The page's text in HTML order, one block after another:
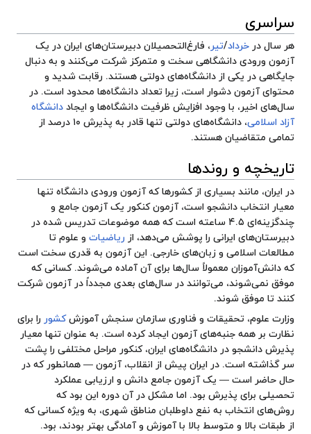
سراسری
هر سال در خرداد/تیر، فارغ‌التحصیلان دبیرستان‌های ایران در یک
آزمون ورودی دانشگاهی سخت و متمرکز شرکت می‌کنند و به دنبال
جایگاهی در یکی از دانشگاه‌های دولتی هستند. رقابت شدید و
محتوای آزمون دشوار است، زیرا تعداد دانشگاه‌ها محدود است. در
سال‌های اخیر، با وجود افزایش ظرفیت دانشگاه‌ها و ایجاد دانشگاه
آزاد اسلامی
، دانشگاه‌های دولتی تنها قادر به پذیرش ۱۰ درصد از
تمامی متقاضیان هستند.
تاریخچه و روندها
در ایران، مانند بسیاری از کشورها که آزمون ورودی دانشگاه تنها
معیار انتخاب دانشجو است، آزمون کنکور یک آزمون جامع و
چندگزینه‌ای ۴.۵ ساعته است که همه موضوعات تدریس شده در
دبیرستان‌های ایرانی را پوشش می‌دهد، از ریاضیات و علوم تا
مطالعات اسلامی و زبان‌های خارجی. این آزمون به قدری سخت است
که دانش‌آموزان معمولاً سال‌ها برای آن آماده می‌شوند. کسانی که
موفق نمی‌شوند، می‌توانند در سال‌های بعدی مجدداً در آزمون شرکت
کنند تا موفق شوند.
وزارت علوم، تحقیقات و فناوری سازمان سنجش آموزشکشور را برای
نظارت بر همه جنبه‌های آزمون ایجاد کرده است. به عنوان تنها معیار
پذیرش دانشجو در دانشگاه‌های ایران، کنکور مراحل مختلفی را پشت
سر گذاشته است. در ایران پیش از انقلاب، آزمون — همانطور که در
حال حاضر است — یک آزمون جامع دانش و ارزیابی عملکرد
تحصیلی برای پذیرش بود. اما مشکل در آن دوره این بود که
روش‌های انتخاب به نفع داوطلبان مناطق شهری، به ویژه کسانی که
از طبقات بالا و متوسط بالا با آموزش و آمادگی بهتر بودند، بود.